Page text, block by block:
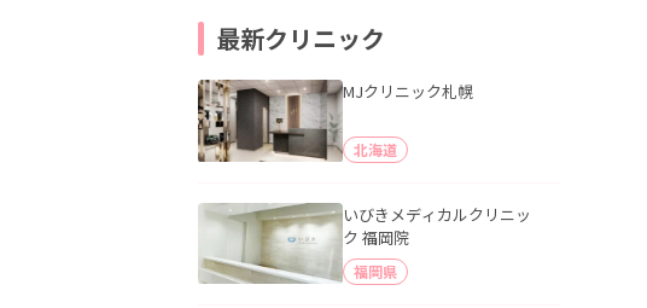
最新クリニック
MJクリニック札幌
北海道
いびきメディカルクリニッ
ク 福岡院
福岡県